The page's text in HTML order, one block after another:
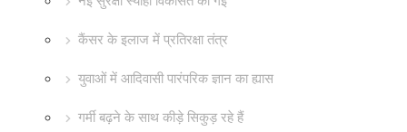
कैंसर के इलाज में प्रतिरक्षा तंत्र
युवाओं में आदिवासी पारंपरिक ज्ञान का ह्यास
गर्मी बढ़ने के साथ कीड़े सिकुड़ रहे हैं